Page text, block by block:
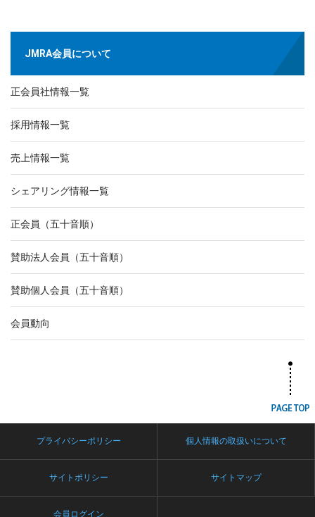
JMRA会員について
正会員社情報一覧
採用情報一覧
売上情報一覧
シェアリング情報一覧
正会員（五十音順）
賛助法人会員（五十音順）
賛助個人会員（五十音順）
会員動向
プライバシーポリシー 個人情報の取扱いについて
サイトポリシー サイトマップ
会員ログイン